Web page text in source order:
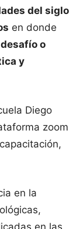
del siglo
en donde
o
y
Diego
zoom
en la